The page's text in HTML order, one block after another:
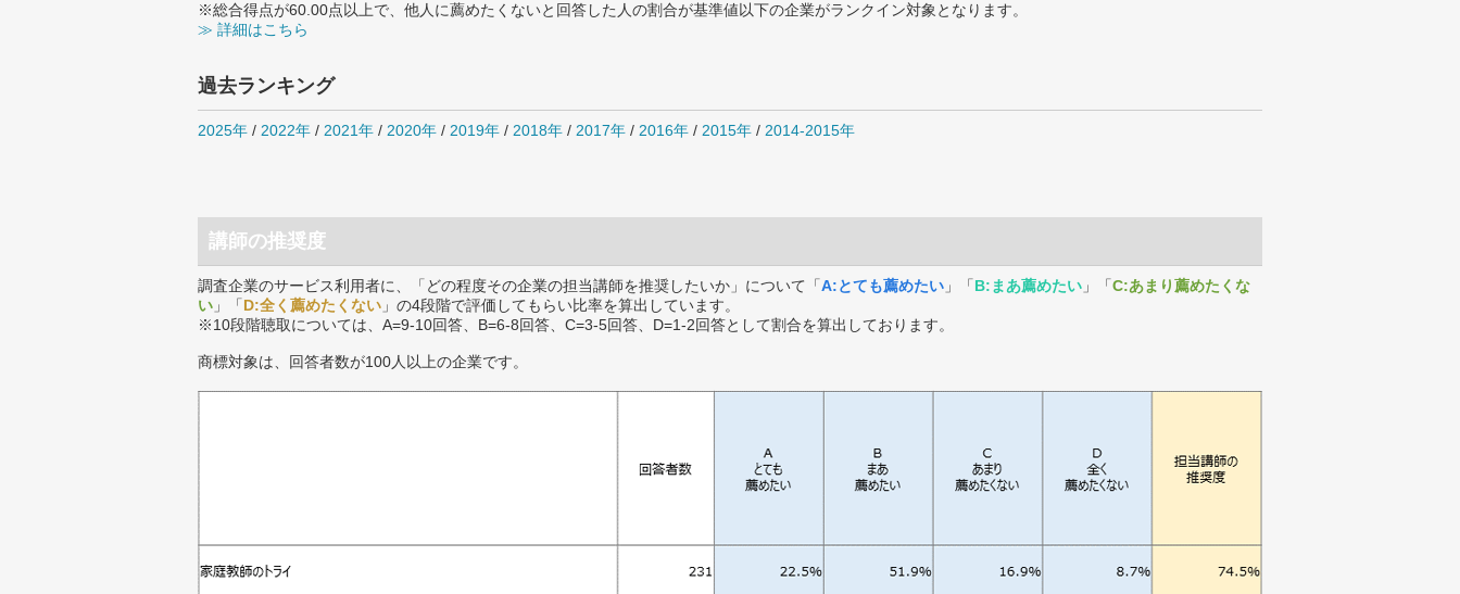
※総合得点が60.00点以上で、他人に薦めたくないと回答した人の割合が基準値以下の企業がランクイン対象となります。
≫ 詳細はこちら
過去ランキング
2025年 / 2022年 / 2021年 / 2020年 / 2019年 / 2018年 / 2017年 / 2016年 / 2015年 / 2014-2015年
講師の推奨度
調査企業のサービス利用者に、「どの程度その企業の担当講師を推奨したいか」について「A:とても薦めたい 」「B:まあ薦めたい 」「C:あまり薦めたくな
い 」「D:全く薦めたくない 」の4段階で評価してもらい比率を算出しています。
※10段階聴取については、A=9-10回答、B=6-8回答、C=3-5回答、D=1-2回答として割合を算出しております。
商標対象は、回答者数が100人以上の企業です。